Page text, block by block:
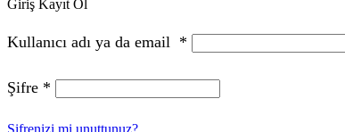
Giriş Kayıt Ol
Kullanıcı adı ya da email *
Şifre *